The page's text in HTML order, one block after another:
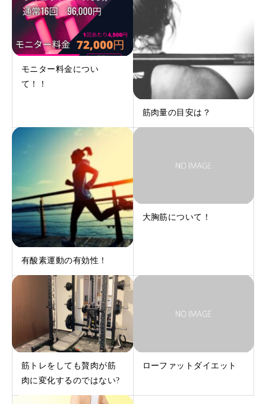
モニター料金につい
て！！
筋肉量の目安は？
有酸素運動の有効性！
大胸筋について！
筋トレをしても贅肉が筋
肉に変化するのではない?
ローファットダイエット